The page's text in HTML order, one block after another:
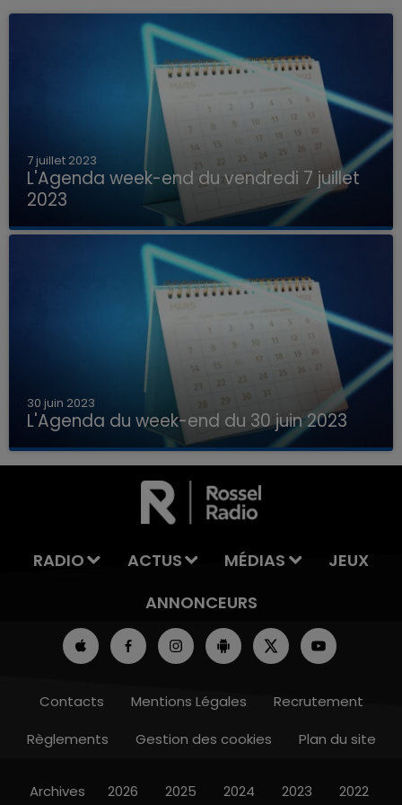
LA TEAM DU WEEK-END
7 juillet 2023
L'Agenda week-end du vendredi 7 juillet
2023
Que faire ce week-end dans les hauts-de-
France, la Marne et les Ardennes ?
30 juin 2023
L'Agenda du week-end du 30 juin 2023
Que faire ce week-end dans les hauts-de-
France, la Marne et les Ardennes ?
RADIO ACTUS MÉDIAS
JEUX
ANNONCEURS
Contacts Mentions Légales
Recrutement
Règlements
Gestion des cookies Plan du site
Archives 2026 2025 2024 2023 2022